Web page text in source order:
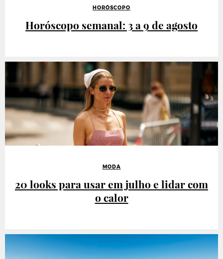
HORÓSCOPO
Horóscopo semanal: 3 a 9 de agosto
MODA
20 looks para usar em julho e lidar com
o calor